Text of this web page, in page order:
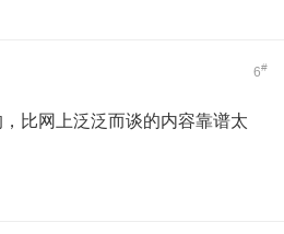
6#
比网上泛泛而谈的内容靠谱太